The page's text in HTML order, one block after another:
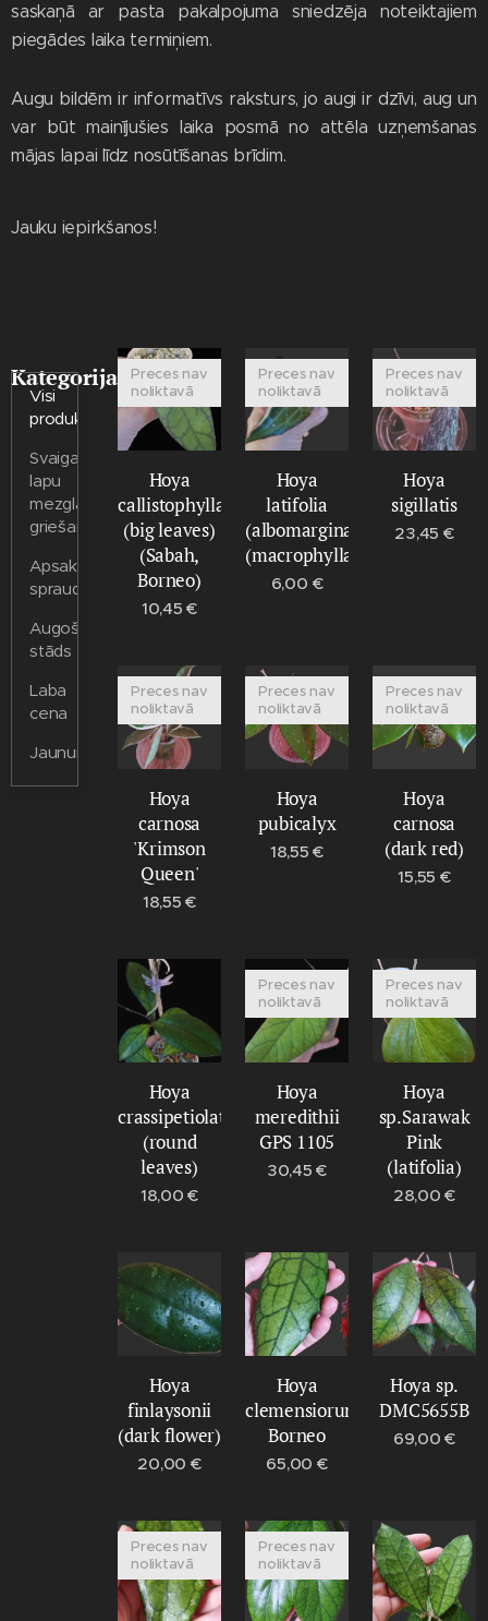
saskaņā ar pasta pakalpojuma sniedzēja noteiktajiem
piegādes laika termiņiem.
Augu bildēm ir informatīvs raksturs, jo augi ir dzīvi, aug un
var būt mainījušies laika posmā no attēla uzņemšanas
mājas lapai līdz nosūtīšanas brīdim.
Jauku iepirkšanos!
Kategorijas
Visi
produkti
Svaiga
lapu
mezgla
griešana
Apsakņoti
spraudeņi
Augošs
stāds
Laba
cena
Jaunums
Hoya
callistophylla
(big leaves)
(Sabah,
Borneo)
Preces nav
noliktavā
10,45 €
Hoya
latifolia
(albomarginata)
(macrophylla)
Preces nav
noliktavā
6,00 €
Hoya
sigillatis
Preces nav
noliktavā
23,45 €
Hoya
carnosa
'Krimson
Queen'
Preces nav
noliktavā
18,55 €
Hoya
pubicalyx
Preces nav
noliktavā
18,55 €
Hoya
carnosa
(dark red)
Preces nav
noliktavā
15,55 €
Hoya
crassipetiolata
(round
leaves)
18,00 €
Hoya
meredithii
GPS 1105
Preces nav
noliktavā
30,45 €
Hoya
sp.Sarawak
Pink
(latifolia)
Preces nav
noliktavā
28,00 €
Hoya
finlaysonii
(dark flower)
20,00 €
Hoya
clemensiorum
Borneo
65,00 €
Hoya sp.
DMC5655B
69,00 €
Preces nav
noliktavā
Preces nav
noliktavā